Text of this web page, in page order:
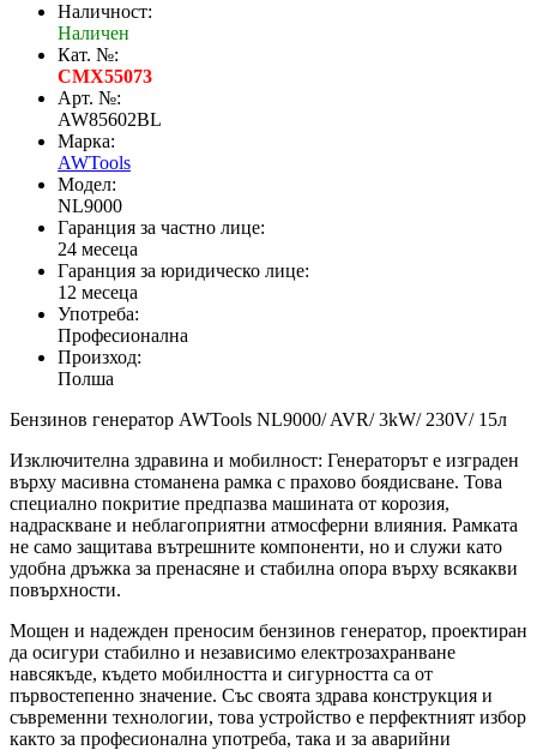
Наличност:
Наличен
Кат. №:
CMX55073
Арт. №:
AW85602BL
Марка:
AWTools
Модел:
NL9000
Гаранция за частно лице:
24 месеца
Гаранция за юридическо лице:
12 месеца
Употреба:
Професионална
Произход:
Полша
Бензинов генератор AWTools NL9000/ AVR/ 3kW/ 230V/ 15л
Изключителна здравина и мобилност: Генераторът е изграден
върху масивна стоманена рамка с прахово боядисване. Това
специално покритие предпазва машината от корозия,
надраскване и неблагоприятни атмосферни влияния. Рамката
не само защитава вътрешните компоненти, но и служи като
удобна дръжка за пренасяне и стабилна опора върху всякакви
повърхности.
Мощен и надежден преносим бензинов генератор, проектиран
да осигури стабилно и независимо електрозахранване
навсякъде, където мобилността и сигурността са от
първостепенно значение. Със своята здрава конструкция и
съвременни технологии, това устройство е перфектният избор
както за професионална употреба, така и за аварийни